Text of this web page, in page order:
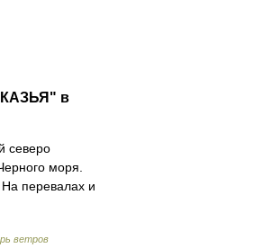
в
северо
моря.
перевалах и
ветров